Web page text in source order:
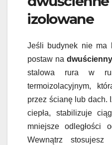
izolowane
Jeśli budynek nie ma
postaw na
stalowa rura w
termoizolacyjnym,
przez ścianę lub dach.
ciepła, stabilizuje
mniejsze odległości
Wewnątrz